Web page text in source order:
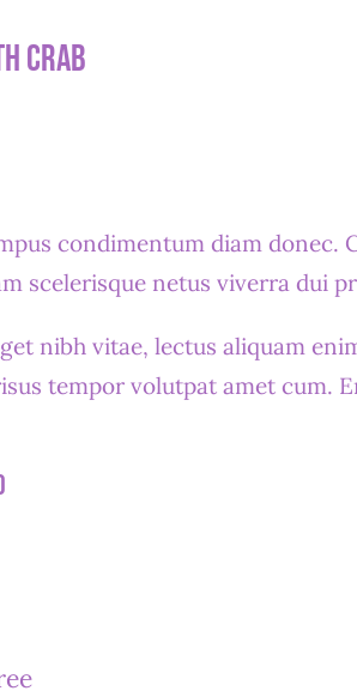
crab
condimentum diam donec.
scelerisque netus viverra dui
nibh vitae, lectus aliquam
tempor volutpat amet cum.